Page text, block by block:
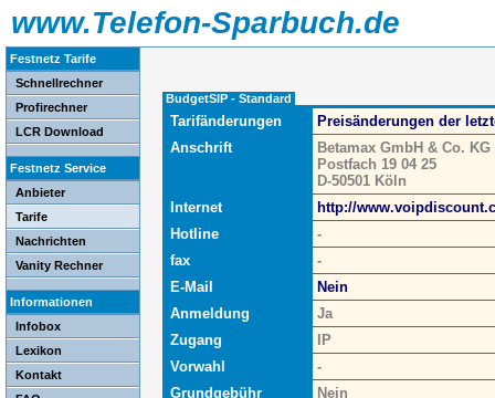
www.Telefon-Sparbuch.de
Festnetz Tarife
Schnellrechner
Profirechner
LCR Download
Festnetz Service
Anbieter
Tarife
Nachrichten
Vanity Rechner
Informationen
Infobox
Lexikon
Kontakt
BudgetSIP - Standard
Tarifänderungen
Preisänderungen der
Anschrift
Betamax GmbH & Co. KG
Postfach 19 04 25
D-50501 Köln
Internet
http://
Hotline
-
fax
-
E-Mail
Nein
Anmeldung
Ja
Zugang
IP
Vorwahl
-
Grundgebühr
Nein